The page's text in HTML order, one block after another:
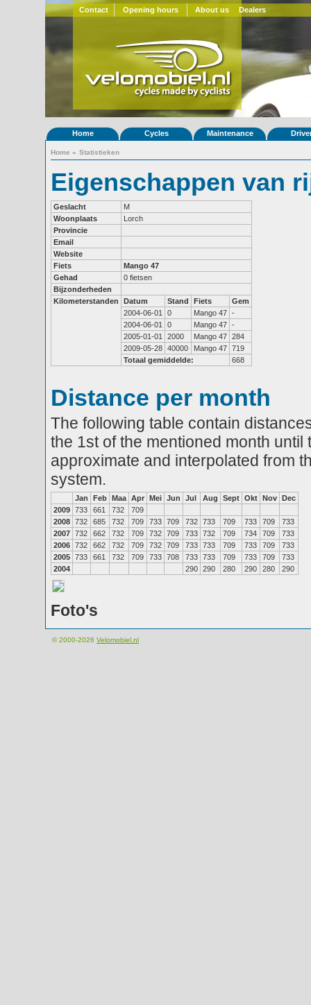
Contact Opening hours About us Dealers
Home Cycles Maintenance
Home » Statistieken
Eigenschappen van
Geslacht
M
Woonplaats
Lorch
Provincie
Email
Website
Fiets
Mango 47
Gehad
0 fietsen
Bijzonderheden
Kilometerstanden
Datum Stand Fiets
Gem
2004-06-01
0 Mango 47 -
2004-06-01
0 Mango 47 -
2005-01-01
2000 Mango 47 284
2009-05-28 40000 Mango 47 719
Totaal gemiddelde:
668
Distance per month
The following table contain
the 1st of the mentioned month
approximate and interpolated from
system.
Jan Feb Maa Apr Mei Jun Jul Aug Sept Okt Nov Dec
2009 733 661 732
709
2008 732 685 732 709 733 709 732 733 709 733 709
733
2007 732 662 732 709 732 709 733 732 709 734 709
733
2006 732 662 732 709 732 709 733 733 709 733 709
733
2005 733 661 732 709 733 708 733 733 709 733 709
733
2004
290 290 280 290 280 290
Foto's
© 2000-2026 Velomobiel.nl